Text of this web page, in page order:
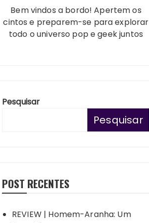
Bem vindos a bordo! Apertem os
cintos e preparem-se para explorar
todo o universo pop e geek juntos
Pesquisar
Pesquisar
POST RECENTES
REVIEW | Homem-Aranha: Um